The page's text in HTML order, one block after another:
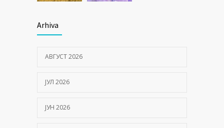
Arhiva
АВГУСТ 2026
ЈУЛ 2026
ЈУН 2026